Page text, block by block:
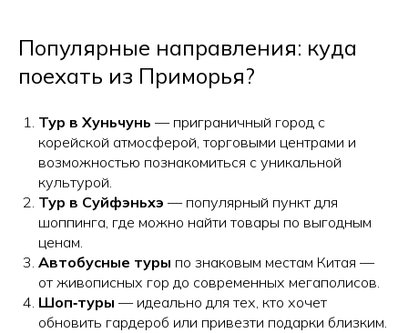
Популярные направления: куда
поехать из Приморья?
Тур в Хуньчунь — приграничный город с
корейской атмосферой, торговыми центрами и
возможностью познакомиться с уникальной
культурой.
Тур в Суйфэньхэ — популярный пункт для
шоппинга, где можно найти товары по выгодным
ценам.
Автобусные туры по знаковым местам Китая —
от живописных гор до современных мегаполисов.
Шоп‑туры — идеально для тех, кто хочет
обновить гардероб или привезти подарки близким.